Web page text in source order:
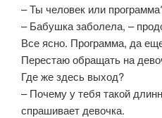
– Ты человек или
– Бабушка заболела, –
Все ясно. Программа, да
Перестаю обращать на
Где же здесь выход?
– Почему у тебя такой
спрашивает девочка.